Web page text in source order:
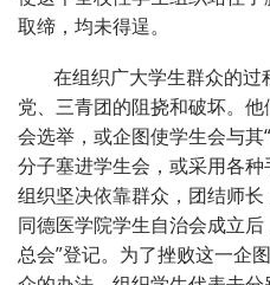
取缔，均未得逞。
在组织广大学生群众的
党、三青团的阻挠和破坏。
会选举，或企图使学生会与
分子塞进学生会，或采用各
组织坚决依靠群众，团结师
同德医学院学生自治会成立
总会”登记。为了挫败这一企